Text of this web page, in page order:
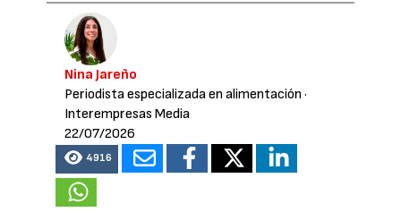
Nina Jareño
Periodista especializada en alimentación ·
Interempresas Media
22/07/2026
4916